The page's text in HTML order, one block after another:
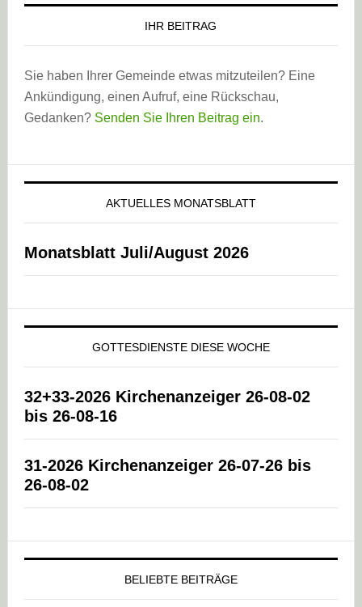
IHR BEITRAG
Sie haben Ihrer Gemeinde etwas mitzuteilen? Eine
Ankündigung, einen Aufruf, eine Rückschau,
Gedanken? Senden Sie Ihren Beitrag ein.
AKTUELLES MONATSBLATT
Monatsblatt Juli/August 2026
GOTTESDIENSTE DIESE WOCHE
32+33-2026 Kirchenanzeiger 26-08-02
bis 26-08-16
31-2026 Kirchenanzeiger 26-07-26 bis
26-08-02
BELIEBTE BEITRÄGE